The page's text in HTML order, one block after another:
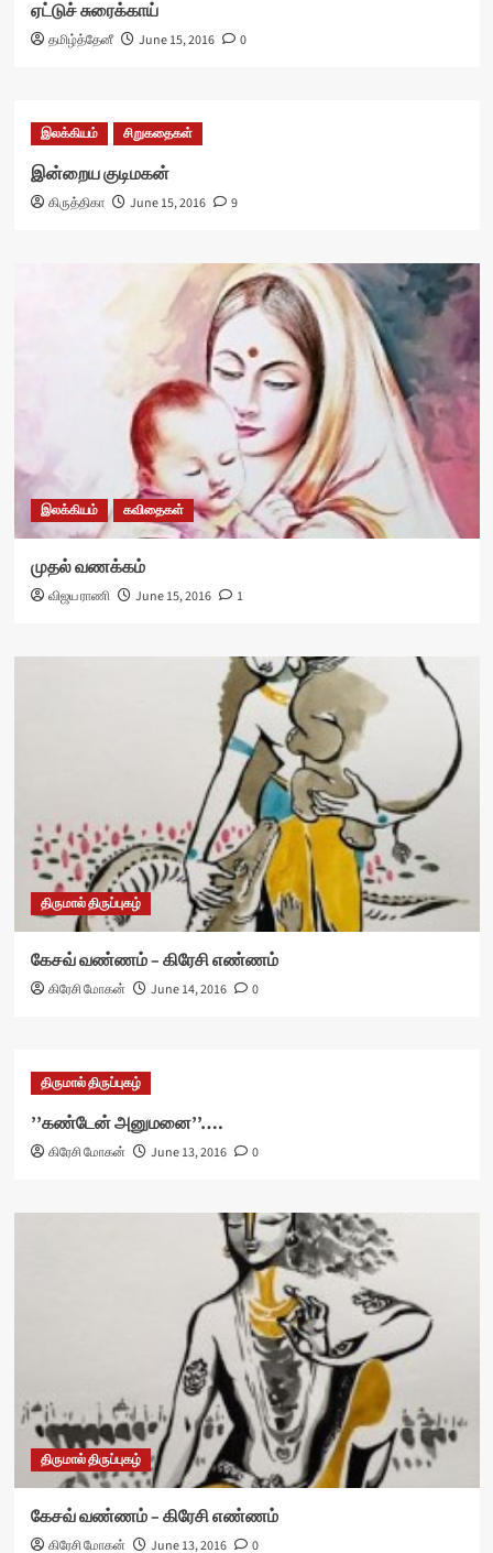
ஏட்டுச் சுரைக்காய்
தமிழ்த்தேனீ June 15, 2016 0
இலக்கியம் சிறுகதைகள்
இன்றைய குடிமகன்
கிருத்திகா June 15, 2016 9
இலக்கியம் கவிதைகள்
முதல் வணக்கம்
விஜய ராணி June 15, 2016 1
திருமால் திருப்புகழ்
கேசவ் வண்ணம் – கிரேசி எண்ணம்
கிரேசி மோகன் June 14, 2016 0
திருமால் திருப்புகழ்
’’கண்டேன் அனுமனை’’….
கிரேசி மோகன் June 13, 2016 0
திருமால் திருப்புகழ்
கேசவ் வண்ணம் – கிரேசி எண்ணம்
கிரேசி மோகன் June 13, 2016 0